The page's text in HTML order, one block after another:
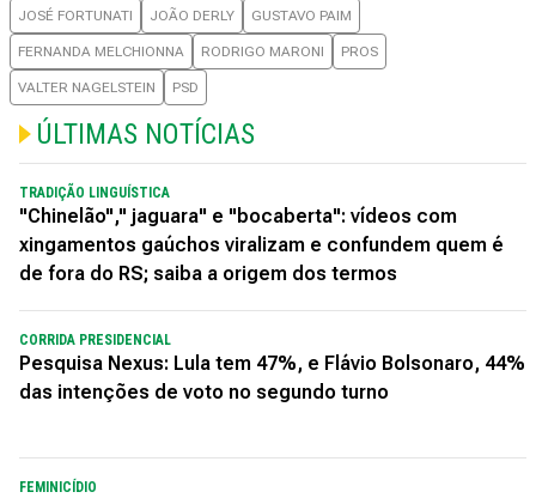
JOSÉ FORTUNATI JOÃO DERLY GUSTAVO PAIM
FERNANDA MELCHIONNA RODRIGO MARONI PROS
VALTER NAGELSTEIN PSD
ÚLTIMAS NOTÍCIAS
TRADIÇÃO LINGUÍSTICA
"Chinelão"," jaguara" e "bocaberta": vídeos com
xingamentos gaúchos viralizam e confundem quem é
de fora do RS; saiba a origem dos termos
CORRIDA PRESIDENCIAL
Pesquisa Nexus: Lula tem 47%, e Flávio Bolsonaro, 44%
das intenções de voto no segundo turno
FEMINICÍDIO